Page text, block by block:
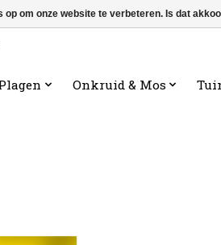
Onkruid & Mos
op om onze website te verbeteren. Is dat